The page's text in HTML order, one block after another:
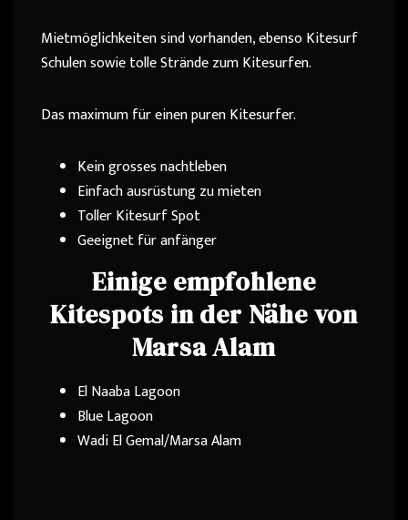
Mietmöglichkeiten sind vorhanden, ebenso Kitesurf
Schulen sowie tolle Strände zum Kitesurfen.
Das maximum für einen puren Kitesurfer.
Kein grosses nachtleben
Einfach ausrüstung zu mieten
Toller Kitesurf Spot
Geeignet für anfänger
Einige empfohlene
Kitespots in der Nähe von
Marsa Alam
El Naaba Lagoon
Blue Lagoon
Wadi El Gemal/Marsa Alam